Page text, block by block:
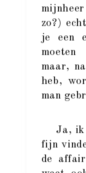
zo?)
je een
maar,
heb,
man
Ja, ik
fijn
de